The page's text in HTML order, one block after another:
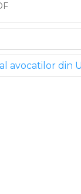
avocatilor din